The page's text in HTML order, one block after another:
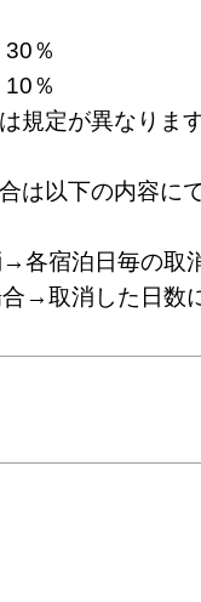
％
％
規定が異なりま
は以下の内容に
→各宿泊日毎の取
合→取消した日数